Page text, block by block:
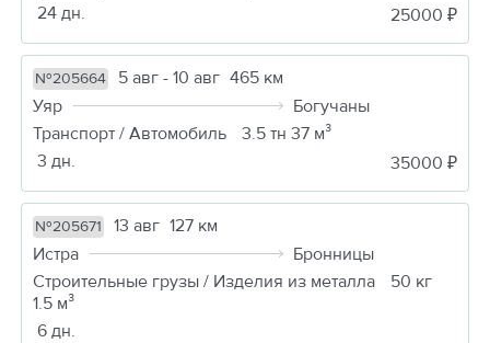
24 дн.
25000 ₽
№205664 5 авг - 10 авг 465 км
Уяр
Богучаны
Транспорт / Автомобиль
3.5 тн 37 м³
3 дн.
35000 ₽
№205671 13 авг 127 км
Истра
Бронницы
Строительные грузы / Изделия из металла
50 кг
1.5 м³
6 дн.